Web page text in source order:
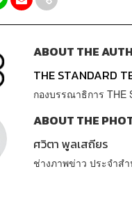
ABOUT THE
THE STANDARD
กองบรรณาธิการ THE
ABOUT THE
ศวิตา พูลเสถียร
ช่างภาพข่าว ประจำสำ